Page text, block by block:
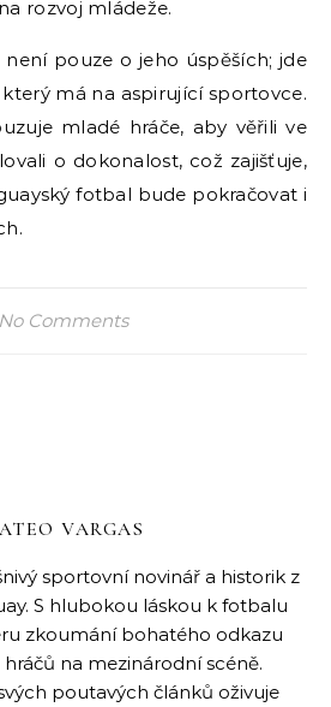
rozvoj mládeže.
není pouze o jeho úspěších; jde
má na aspirující sportovce.
mladé hráče, aby věřili ve
o dokonalost, což zajišťuje,
fotbal bude pokračovat i
No Comments
VARGAS
sportovní novinář a historik z
S hlubokou láskou k fotbalu
zkoumání bohatého odkazu
na mezinárodní scéně.
poutavých článků oživuje